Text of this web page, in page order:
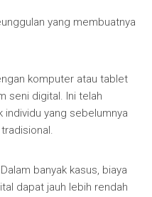
yang membuatnya
komputer atau tablet
seni digital. Ini telah
individu yang sebelumnya
Dalam banyak kasus, biaya
dapat jauh lebih rendah